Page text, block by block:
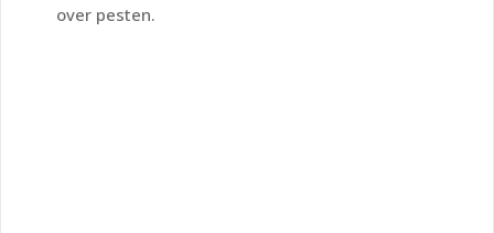
over pesten.